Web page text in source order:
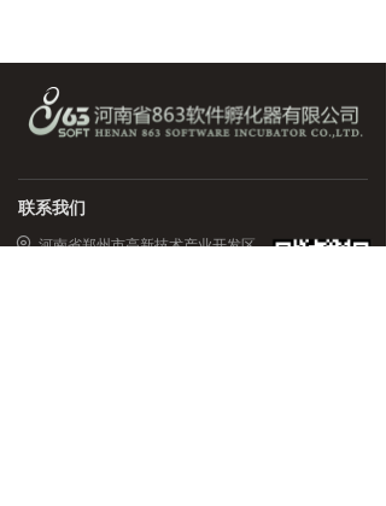
联系我们
河南省郑州市高新技术产业开发区